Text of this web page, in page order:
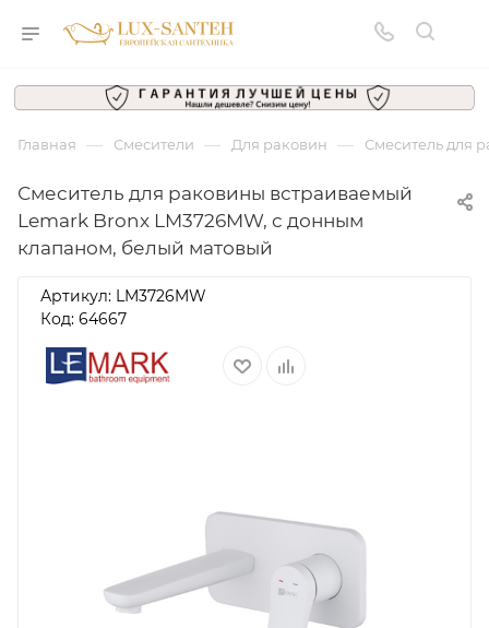
Главная — Смесители — Для раковин — Смеситель для
Смеситель для раковины встраиваемый
Lemark Bronx LM3726MW, с донным
клапаном, белый матовый
Артикул: LM3726MW
Код: 64667